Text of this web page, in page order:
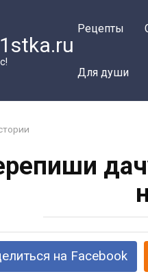
Рецепты
Для души
на Facebook